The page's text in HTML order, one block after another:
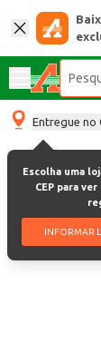
Entregue no
Escolha uma
CEP para
INFORMAR